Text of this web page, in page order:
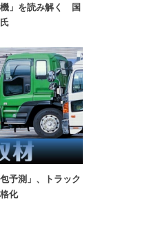
機」を読み解く 国
予測」、トラック
化